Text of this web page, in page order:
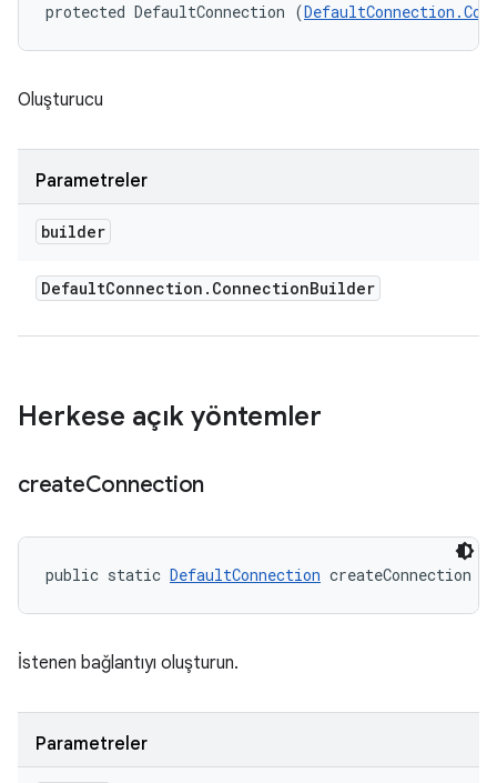
protected DefaultConnection (
Oluşturucu
Parametreler
builder
DefaultConnection . ConnectionBuilder
Herkese açık yöntemler
createConnection
public static DefaultConnection createConnection (
İstenen bağlantıyı oluşturun.
Parametreler